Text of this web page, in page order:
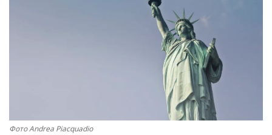
Фото Andrea Piacquadio